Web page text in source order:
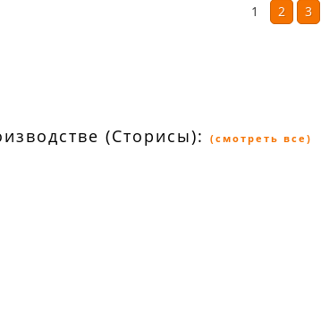
1 2 3
(Сторисы): (смотреть все)